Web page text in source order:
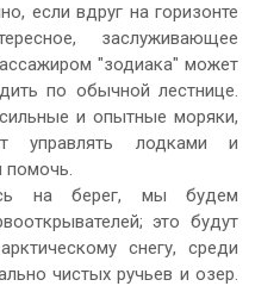
если вдруг на горизонте
заслуживающее
"зодиака" может
по обычной лестнице.
и опытные моряки,
управлять лодками и
помочь.
на берег, мы будем
это будут
снегу, среди
чистых ручьев и озер.